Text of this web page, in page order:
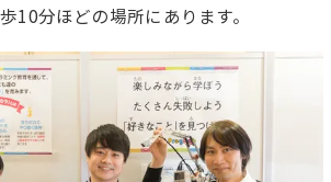
10分ほどの場所にあります。